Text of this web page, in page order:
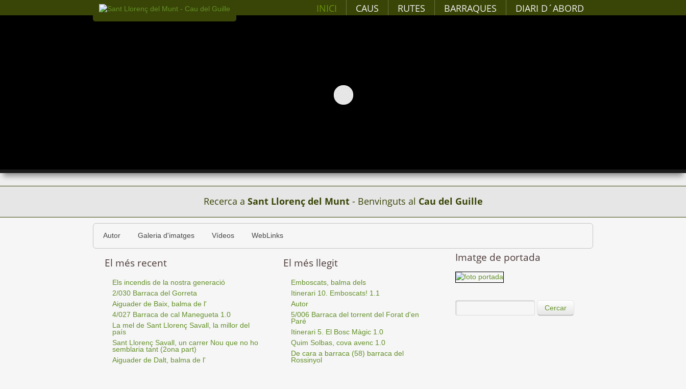
INICI CAUS RUTES BARRAQUES DIARI D´ABORD
Recerca a Sant Llorenç del Munt- Benvinguts al Cau del Guille
Autor Galeria d'imatges Vídeos WebLinks
Imatge de portada
Cercar
El més recent
Els incendis de la nostra generació
2/030 Barraca del Gorreta
Aiguader de Baix, balma de l'
4/027 Barraca de cal Manegueta 1.0
La mel de Sant Llorenç Savall, la millor del
país
Sant Llorenç Savall, un carrer Nou que no ho
semblaria tant (2ona part)
Aiguader de Dalt, balma de l'
El més llegit
Emboscats, balma dels
Itinerari 10. Emboscats! 1.1
Autor
5/006 Barraca del torrent del Forat d'en
Paré
Itinerari 5. El Bosc Màgic 1.0
Quim Solbas, cova avenc 1.0
De cara a barraca (58) barraca del
Rossinyol